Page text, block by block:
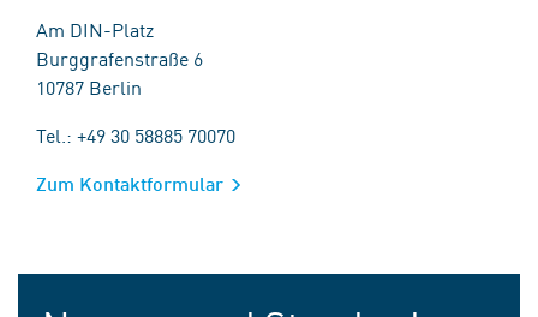
Am DIN-Platz
Burggrafenstraße 6
10787 Berlin
Tel.: +49 30 58885 70070
Zum Kontaktformular